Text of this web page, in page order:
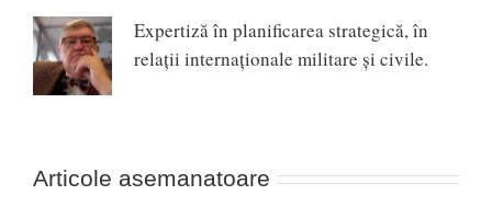
Expertiză în planificarea strategică, în
relaţii internaţionale militare şi civile.
Articole asemanatoare